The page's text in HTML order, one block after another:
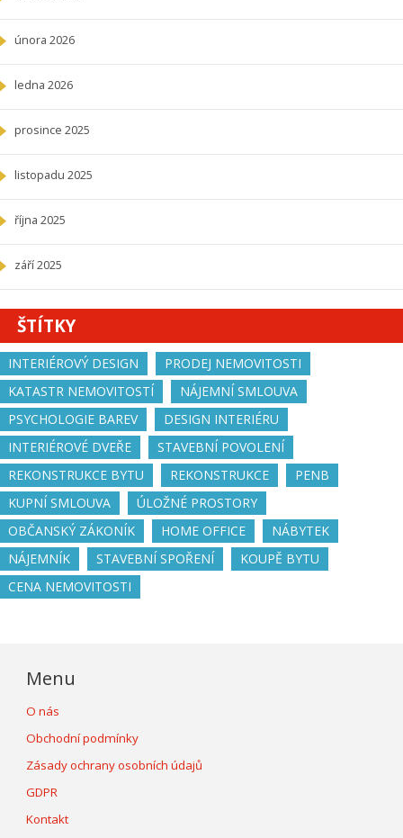
února 2026
ledna 2026
prosince 2025
listopadu 2025
října 2025
září 2025
ŠTÍTKY
INTERIÉROVÝ DESIGN
PRODEJ NEMOVITOSTI
KATASTR NEMOVITOSTÍ
NÁJEMNÍ SMLOUVA
PSYCHOLOGIE BAREV
DESIGN INTERIÉRU
INTERIÉROVÉ DVEŘE
STAVEBNÍ POVOLENÍ
REKONSTRUKCE BYTU
REKONSTRUKCE
PENB
KUPNÍ SMLOUVA
ÚLOŽNÉ PROSTORY
OBČANSKÝ ZÁKONÍK
HOME OFFICE
NÁBYTEK
NÁJEMNÍK
STAVEBNÍ SPOŘENÍ
KOUPĚ BYTU
CENA NEMOVITOSTI
Menu
O nás
Obchodní podmínky
Zásady ochrany osobních údajů
GDPR
Kontakt